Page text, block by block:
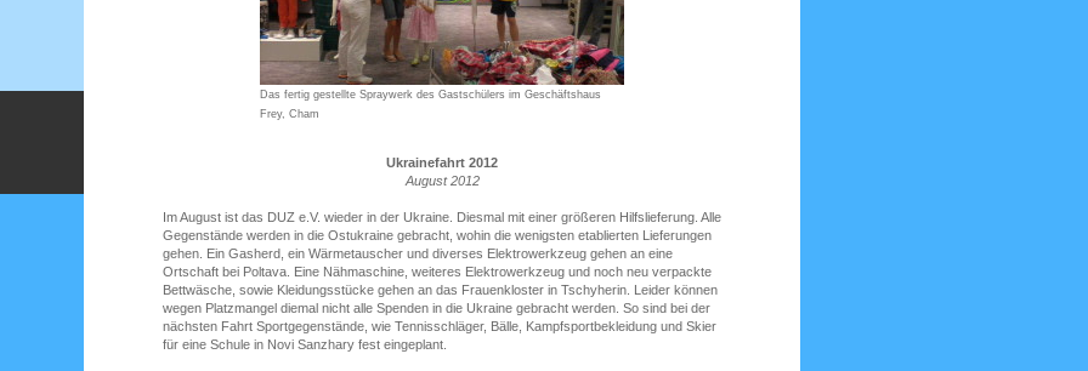
Das fertig gestellte Spraywerk des Gastschülers im Geschäftshaus
Frey, Cham
Ukrainefahrt 2012
August 2012
Im August ist das DUZ e.V. wieder in der Ukraine. Diesmal mit einer größeren Hilfslieferung. Alle
Gegenstände werden in die Ostukraine gebracht, wohin die wenigsten etablierten Lieferungen
gehen. Ein Gasherd, ein Wärmetauscher und diverses Elektrowerkzeug gehen an eine
Ortschaft bei Poltava. Eine Nähmaschine, weiteres Elektrowerkzeug und noch neu verpackte
Bettwäsche, sowie Kleidungsstücke gehen an das Frauenkloster in Tschyherin. Leider können
wegen Platzmangel diemal nicht alle Spenden in die Ukraine gebracht werden. So sind bei der
nächsten Fahrt Sportgegenstände, wie Tennisschläger, Bälle, Kampfsportbekleidung und Skier
für eine Schule in Novi Sanzhary fest eingeplant.